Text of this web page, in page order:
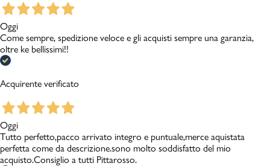
Oggi
Come sempre, spedizione veloce e gli acquisti sempre una garanzia,
oltre ke bellissimi!!
Acquirente verificato
Oggi
Tutto perfetto,pacco arrivato integro e puntuale,merce aquistata
perfetta come da descrizione.sono molto soddisfatto del mio
acquisto.Consiglio a tutti Pittarosso.